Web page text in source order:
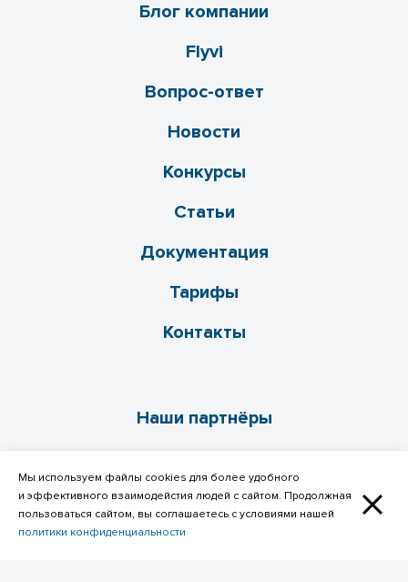
Блог компании
Flyvi
Вопрос-ответ
Новости
Конкурсы
Статьи
Документация
Тарифы
Контакты
Наши партнёры
Мы используем файлы cookies для более удобного
и эффективного взаимодейстия людей с сайтом. Продолжная
пользоваться сайтом, вы соглашаетесь с условиями нашей
политики конфиденциальности